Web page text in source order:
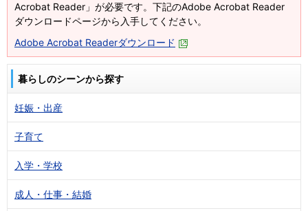
Acrobat Reader」が必要です。下記のAdobe Acrobat Reader
ダウンロードページから入手してください。
Adobe Acrobat Readerダウンロード
暮らしのシーンから探す
妊娠・出産
子育て
入学・学校
成人・仕事・結婚